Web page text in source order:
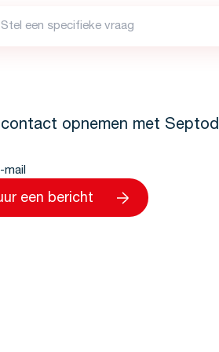
contact opnemen met
mail
een bericht